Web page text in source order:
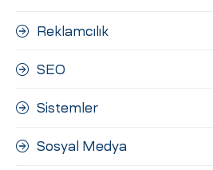
Reklamcılık
SEO
Sistemler
Sosyal Medya